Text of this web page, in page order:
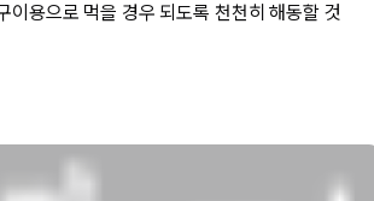
이용으로 먹을 경우 되도록 천천히 해동할 것